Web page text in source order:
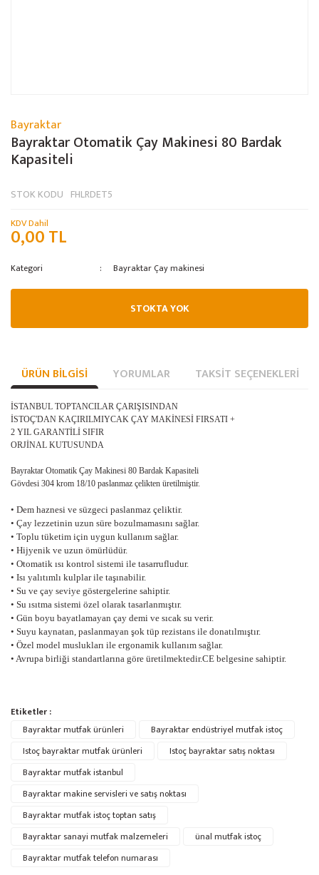
Bayraktar
Bayraktar Otomatik Çay Makinesi 80 Bardak
Kapasiteli
STOK KODU FHLRDET5
KDV Dahil
0,00 TL
Kategori Bayraktar Çay makinesi
STOKTA YOK
ÜRÜN BILGISI YORUMLAR TAKSIT SEÇENEKLERI
İSTANBUL TOPTANCILAR ÇARIŞISINDAN
İSTOÇ'DAN KAÇIRILMIYCAK ÇAY MAKİNESİ FIRSATI +
2 YIL GARANTİLİ SIFIR
ORJİNAL KUTUSUNDA
Bayraktar Otomatik Çay Makinesi 80 Bardak Kapasiteli
Gövdesi 304 krom 18/10 paslanmaz çelikten üretilmiştir.
• Dem haznesi ve süzgeci paslanmaz çeliktir.
• Çay lezzetinin uzun süre bozulmamasını sağlar.
• Toplu tüketim için uygun kullanım sağlar.
• Hijyenik ve uzun ömürlüdür.
• Otomatik ısı kontrol sistemi ile tasarrufludur.
• Isı yalıtımlı kulplar ile taşınabilir.
• Su ve çay seviye göstergelerine sahiptir.
• Su ısıtma sistemi özel olarak tasarlanmıştır.
• Gün boyu bayatlamayan çay demi ve sıcak su verir.
• Suyu kaynatan, paslanmayan şok tüp rezistans ile donatılmıştır.
• Özel model muslukları ile ergonamik kullanım sağlar.
• Avrupa birliği standartlarına göre üretilmektedir.CE belgesine sahiptir.
Bu ürüne ilk yorumu siz yapın!
Ürün hakkında henüz soru sorulmamış.
Bu ürünün fiyat bilgisi, resim, ürün açıklamalarında ve diğer konularda
yetersiz gördüğünüz noktaları öneri formunu kullanarak tarafımıza
iletebilirsiniz.
Görüş ve önerileriniz için teşekkür ederiz.
Ürün fiyatı diğer sitelerden daha pahalı.
Etiketler :
Bayraktar mutfak ürünleri
Bayraktar endüstriyel mutfak istoç
Istoç bayraktar mutfak ürünleri
Istoç bayraktar satış noktası
Bayraktar mutfak istanbul
Bayraktar makine servisleri ve satış noktası
Bayraktar mutfak istoç toptan satış
Bayraktar sanayi mutfak malzemeleri
ünal mutfak istoç
Bayraktar mutfak telefon numarası